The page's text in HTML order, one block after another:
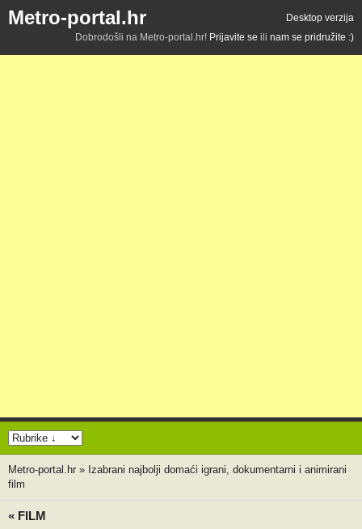
Metro-portal.hr
Desktop verzija
Dobrodošli na Metro-portal.hr! Prijavite se ili nam se pridružite :)
Metro-portal.hr » Izabrani najbolji domaći igrani, dokumentarni i animirani
film
« FILM